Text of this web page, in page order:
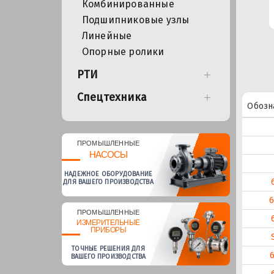
Комбинированные
Подшипниковые узлы
Линейные
Опорные ролики
РТИ
Спецтехника
ПРОМЫШЛЕННЫЕ
НАСОСЫ
НАДЕЖНОЕ ОБОРУДОВАНИЕ
ДЛЯ ВАШЕГО ПРОИЗВОДСТВА
ПРОМЫШЛЕННЫЕ
ИЗМЕРИТЕЛЬНЫЕ
ПРИБОРЫ
ТОЧНЫЕ РЕШЕНИЯ ДЛЯ
ВАШЕГО ПРОИЗВОДСТВА